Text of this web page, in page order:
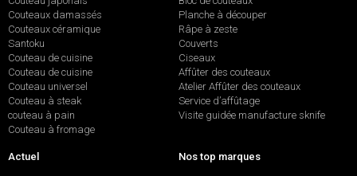
Couteaux damassés
Couteaux céramique
Santoku
Couteau de cuisine
Couteau de cuisine
Couteau universel
Couteau à steak
couteau à pain
Couteau à fromage
Planche à découper
Râpe à zeste
Couverts
Ciseaux
Affûter des couteaux
Atelier Affûter des couteaux
Service d’affûtage
Visite guidée manufacture sknife
Actuel Nos top marques